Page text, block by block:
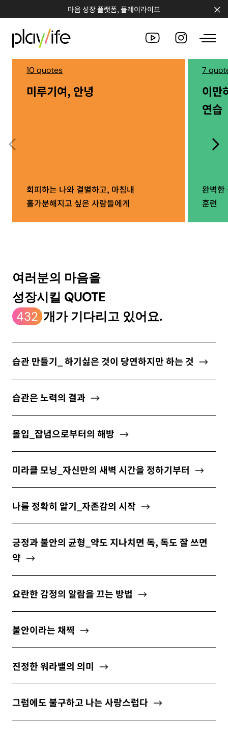
마음 성장 플랫폼, 플레이라이프
PEOPLE
QUOTE
COUNSELING
newsletter
소중한 자신의 가치를 찾도록 도와주는
개인정보 수집 및 이용약관에 동의합니다.
구독하기
10 quotes
미루기여, 안녕
회피하는 나와 결별하고, 마침내
홀가분해지고 싶은 사람들에게
7
이만
연습
완벽한
훈련
여러분의 마음을
성장시킬 QUOTE
432 개가 기다리고 있어요.
습관 만들기_ 하기싫은 것이 당연하지만 하는 것
습관은 노력의 결과
몰입_잡념으로부터의 해방
미라클 모닝_자신만의 새벽 시간을 정하기부터
나를 정확히 알기_자존감의 시작
긍정과 불안의 균형_약도 지나치면 독, 독도 잘 쓰면
약
요란한 감정의 알람을 끄는 방법
불안이라는 채찍
진정한 워라밸의 의미
그럼에도 불구하고 나는 사랑스럽다